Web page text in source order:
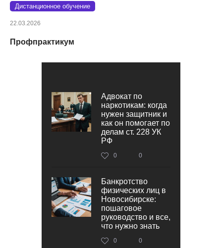
Дистанционное обучение
22.03.2026
Профпрактикум
Адвокат по
наркотикам: когда
нужен защитник и
как он помогает по
делам ст. 228 УК
РФ
0 0
Банкротство
физических лиц в
Новосибирске:
пошаговое
руководство и все,
что нужно знать
0 0